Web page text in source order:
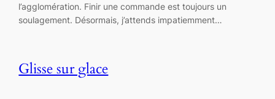
l’agglomération. Finir une commande est toujours un
soulagement. Désormais, j’attends impatiemment…
Glisse sur glace